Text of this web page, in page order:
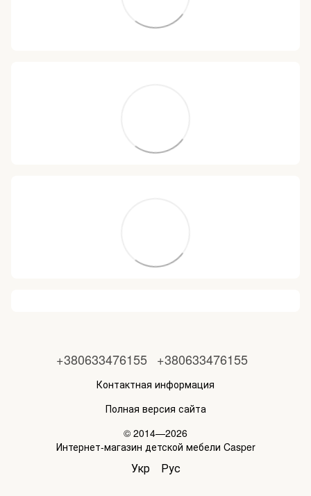
+380633476155 +380633476155
Контактная информация
Полная версия сайта
© 2014—2026
Интернет-магазин детской мебели Casper
Укр Рус